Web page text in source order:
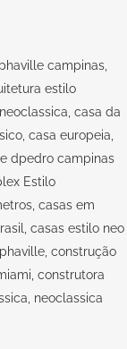
campinas,
estilo
casa da
casa europeia,
dpedro campinas
Estilo
casas em
casas estilo neo
construção
construtora
neoclassica